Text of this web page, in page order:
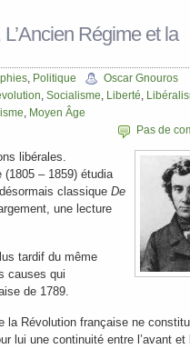
Régime et la
, Politique
Oscar Gnouros
, Socialisme, Liberté,
, Moyen Âge
Pas de
libérales.
(1805 – 1859) étudia
classique De
une lecture
tardif du même
causes qui
de 1789.
la Révolution française ne
lui une continuité entre l’avant et